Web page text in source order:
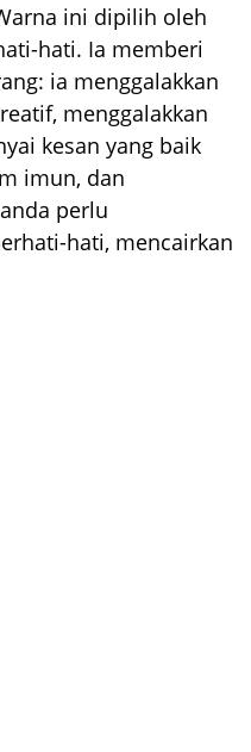
ini dipilih oleh
hati. Ia memberi
ia menggalakkan
menggalakkan
kesan yang baik
imun, dan
perlu
hati, mencairkan